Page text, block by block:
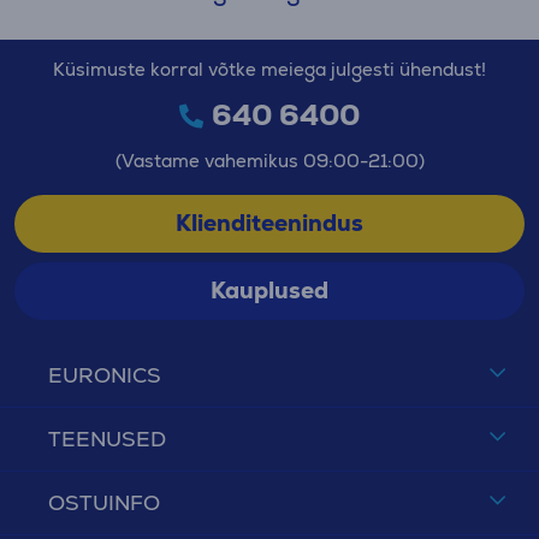
EURONICS
TEENUSED
OSTUINFO
Küsimuste korral võtke meiega julgesti ühendust!
640 6400
(Vastame vahemikus 09:00-21:00)
Klienditeenindus
Kauplused